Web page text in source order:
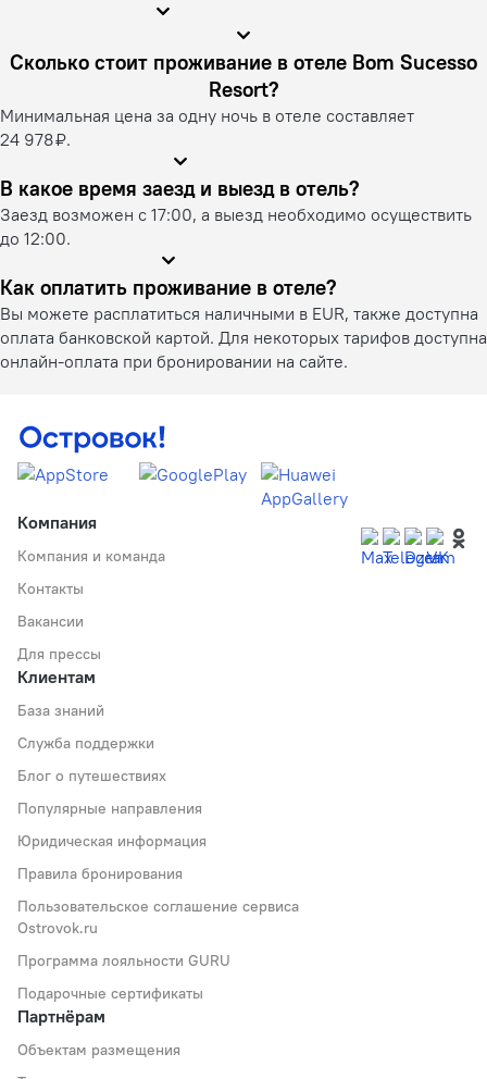
Сколько стоит проживание в отеле Bom Sucesso
Resort?
Минимальная цена за одну ночь в отеле составляет
24 978 ₽.
В какое время заезд и выезд в отель?
Заезд возможен с 17:00, а выезд необходимо осуществить
до 12:00.
Как оплатить проживание в отеле?
Вы можете расплатиться наличными в EUR, также доступна
оплата банковской картой. Для некоторых тарифов доступна
онлайн-оплата при бронировании на сайте.
Компания
Компания и команда
Контакты
Вакансии
Для прессы
Клиентам
База знаний
Служба поддержки
Блог о путешествиях
Популярные направления
Юридическая информация
Правила бронирования
Пользовательское соглашение сервиса
Ostrovok.ru
Программа лояльности GURU
Подарочные сертификаты
Партнёрам
Объектам размещения